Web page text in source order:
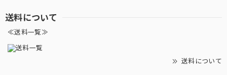
送料について
≪送料一覧≫
送料について